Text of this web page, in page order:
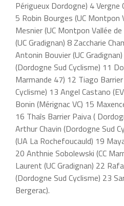
Périgueux Dordogne) 4 Vergne
5 Robin Bourges (UC Montpon
Mesnier (UC Montpon Vallée
(UC Gradignan) 8 Zaccharie
Antonin Bouvier (UC
(Dordogne Sud Cyclisme) 11
Marmande 47) 12 Tiago
Cyclisme) 13 Angel Castano
Bonin (Mérignac VC) 15
16 Thaîs Barrier Paiva (
Arthur Chavin (Dordogne Sud
(UA La Rochefoucauld) 19
20 Anthnie Sobolewski (CC
Laurent (UC Gradignan) 22
(Dordogne Sud Cyclisme) 23
Bergerac).